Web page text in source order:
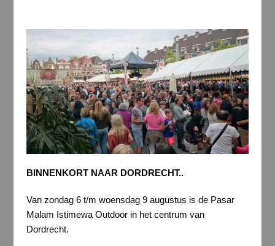
BINNENKORT NAAR DORDRECHT..
Van zondag 6 t/m woensdag 9 augustus is de Pasar
Malam Istimewa Outdoor in het centrum van
Dordrecht.